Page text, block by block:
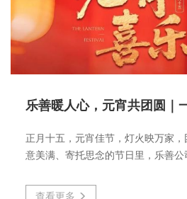
正月十五，元宵佳节，灯火映万家
意美满、寄托思念的节日里，乐善公
查看更多